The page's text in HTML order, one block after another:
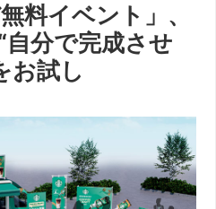
料イベント」、
分で完成させ
お試し